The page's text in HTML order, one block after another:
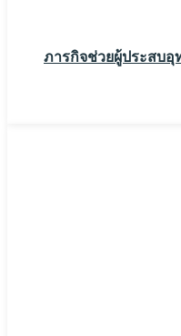
ภารกิจช่วยผู้ประสบอุ